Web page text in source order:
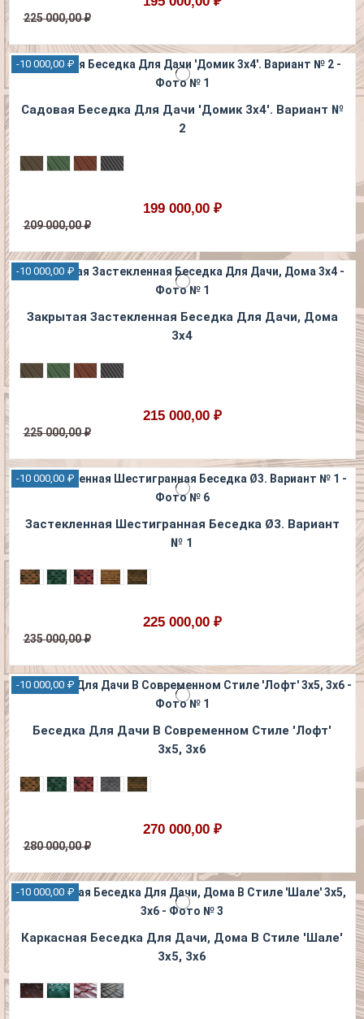
225 000,00 ₽
-10 000,00 ₽
Садовая Беседка Для Дачи 'Домик 3х4'. Вариант №
2
199 000,00 ₽
209 000,00 ₽
-10 000,00 ₽
Закрытая Застекленная Беседка Для Дачи, Дома
3х4
215 000,00 ₽
225 000,00 ₽
-10 000,00 ₽
Застекленная Шестигранная Беседка Ø3. Вариант
№ 1
225 000,00 ₽
235 000,00 ₽
-10 000,00 ₽
Беседка Для Дачи В Современном Стиле 'Лофт'
3х5, 3х6
270 000,00 ₽
280 000,00 ₽
-10 000,00 ₽
Каркасная Беседка Для Дачи, Дома В Стиле 'Шале'
3х5, 3х6